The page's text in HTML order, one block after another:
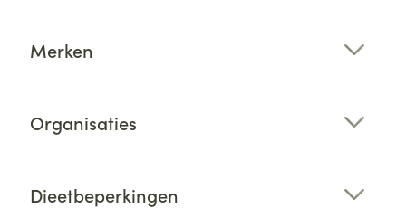
Merken
Organisaties
Dieetbeperkingen